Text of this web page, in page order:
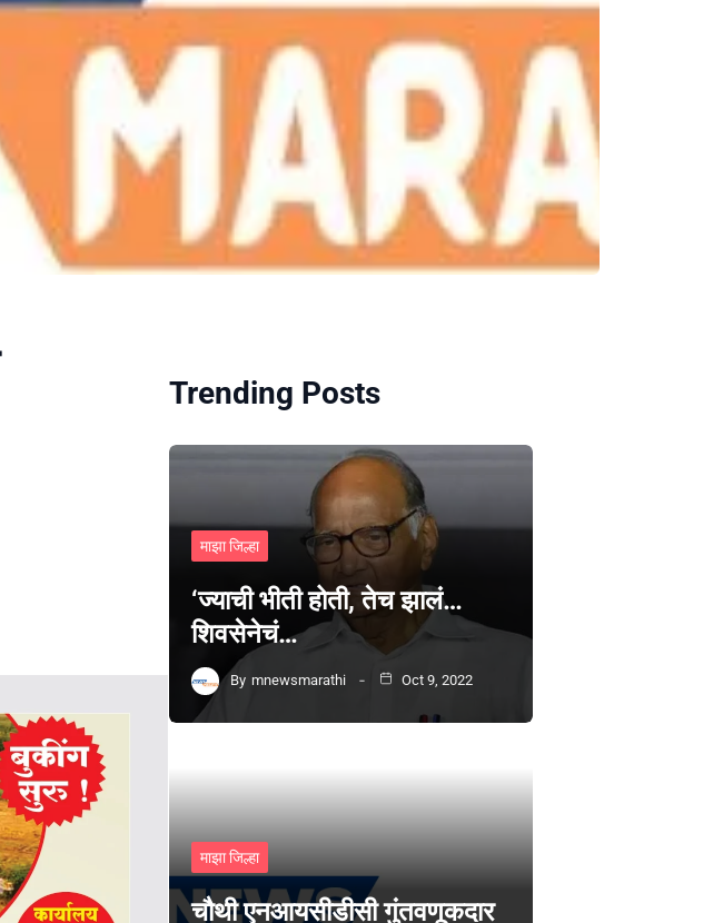
Trending Posts
माझा जिल्हा
‘ज्याची भीती होती, तेच झालं…
शिवसेनेचं…
By mnewsmarathi Oct 9, 2022
माझा जिल्हा
चौथी एनआयसीडीसी गुंतवणूकदार